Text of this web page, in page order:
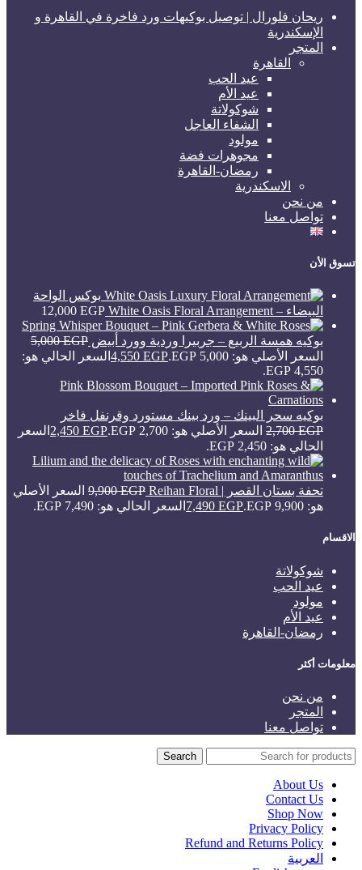
ريحان فلورال | توصيل بوكيهات ورد فاخرة في القاهرة و
الإسكندرية
المتجر
القاهرة
عيد الحب
عيد الأم
شوكولاتة
الشفاء العاجل
مولود
مجوهرات فضة
رمضان-القاهرة
الاسكندرية
من نحن
تواصل معنا
تسوق الأن
بوكس الواحة
البيضاء – White Oasis Floral Arrangement
12,000 EGP
بوكيه همسة الربيع – جربيرا وردية وورد أبيض 5,000EGP
السعر الأصلي هو: 5,000 EGP.
4,550 EGP
السعر الحالي هو:
4,550 EGP.
بوكيه سحر البينك – ورد بينك مستورد وقرنفل فاخر
2,700EGP السعر الأصلي هو: 2,700 EGP. 2,450 EGP
السعر
الحالي هو: 2,450 EGP.
تحفة بستان القصر | Reihan Floral 9,900EGP
السعر الأصلي
هو: 9,900 EGP.
7,490 EGP السعر الحالي هو: 7,490 EGP.
الاقسام
شوكولاتة
عيد الحب
مولود
عيد الأم
رمضان-القاهرة
معلومات أكثر
من نحن
المتجر
تواصل معنا
Search
About Us
Contact Us
Shop Now
Privacy Policy
Refund and Returns Policy
العربية